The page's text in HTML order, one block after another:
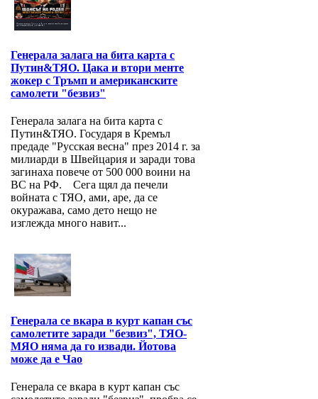
Генерала залага на бита карта с
Путин&ТЯО. Цака и втори менте
жокер с Тръмп и американските
самолети "безвиз"
Генерала залага на бита карта с
Путин&ТЯО. Государя в Кремъл
предаде "Русская весна" през 2014 г. за
милиарди в Швейцария и заради това
загинаха повече от 500 000 воини на
ВС на РФ. Сега щял да печели
войната с ТЯО, ами, аре, да се
окуражава, само дето нещо не
изглежда много навит...
Генерала се вкара в курт капан със
самолетите заради "безвиз", ТЯО-
МЯО няма да го извади. Йотова
може да е Чао
Генерала се вкара в курт капан със